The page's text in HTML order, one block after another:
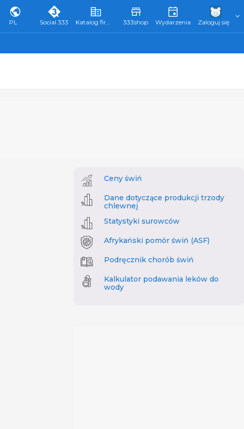
PL Social 333 Katalog firm 333 333shop Wydarzenia Zaloguj się
Ceny świń
Dane dotyczące produkcji trzody
chlewnej
Statystyki surowców
Afrykański pomór świń (ASF)
Podręcznik chorób świń
Kalkulator podawania leków do
wody